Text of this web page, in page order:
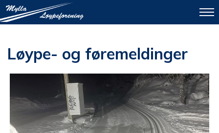
Løype- og føremeldinger